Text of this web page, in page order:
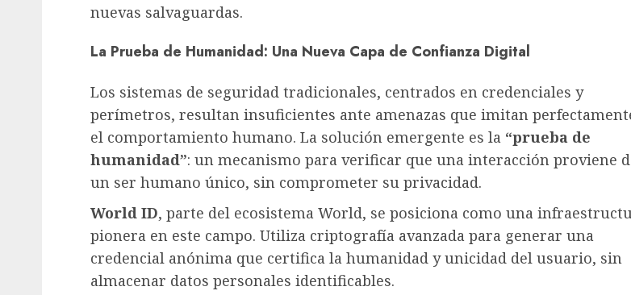
nuevas salvaguardas.
La Prueba de Humanidad: Una Nueva Capa de Confianza Digital
Los sistemas de seguridad tradicionales, centrados en credenciales y
perímetros, resultan insuficientes ante amenazas que imitan
el comportamiento humano. La solución emergente es la “prueba de
humanidad”: un mecanismo para verificar que una interacción proviene
un ser humano único, sin comprometer su privacidad.
World ID, parte del ecosistema World, se posiciona como una
pionera en este campo. Utiliza criptografía avanzada para generar una
credencial anónima que certifica la humanidad y unicidad del usuario, sin
almacenar datos personales identificables.